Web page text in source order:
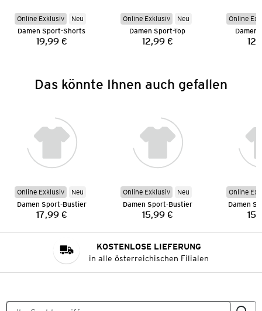
Online Exklusiv
Neu
Damen Sport-Shorts
Preis:
19,99 €
Online Exklusiv
Neu
Damen Sport-Top
Preis:
12,99 €
Online
Damen
Das könnte Ihnen auch gefallen
Online Exklusiv
Neu
Damen Sport-Bustier
Preis:
17,99 €
Online Exklusiv
Neu
Damen Sport-Bustier
Preis:
15,99 €
Online
Damen
KOSTENLOSE LIEFERUNG
in alle österreichischen Filialen